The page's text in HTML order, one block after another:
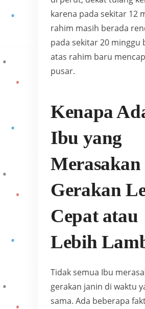
karena pada sekitar 12
rahim masih berada
pada sekitar 20 minggu
atas rahim baru
pusar.
Kenapa
Ibu yang
Merasakan
Gerakan
Cepat atau
Lebih
Tidak semua Ibu
gerakan janin di waktu
sama. Ada beberapa